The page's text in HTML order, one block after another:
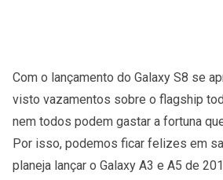
Com o lançamento do Galaxy S8 se
visto vazamentos sobre o flagship
nem todos podem gastar a fortuna
Por isso, podemos ficar felizes em
planeja lançar o Galaxy A3 e A5 de